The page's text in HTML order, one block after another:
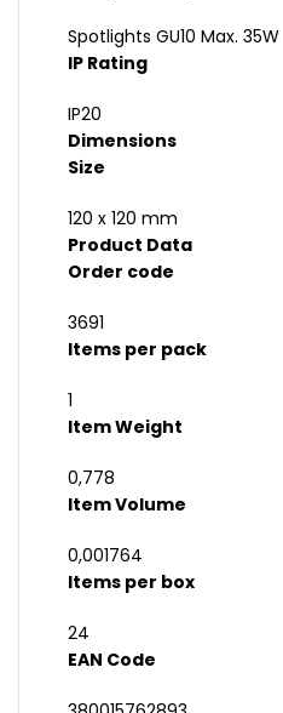
Spotlights GU10 Max. 35W
IP Rating
IP20
Dimensions
Size
120 x 120 mm
Product Data
Order code
3691
Items per pack
1
Item Weight
0,778
Item Volume
0,001764
Items per box
24
EAN Code